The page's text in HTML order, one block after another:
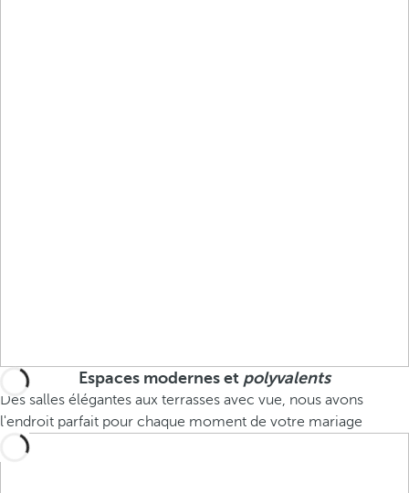
Espaces modernes et polyvalents
Des salles élégantes aux terrasses avec vue, nous avons
l'endroit parfait pour chaque moment de votre mariage